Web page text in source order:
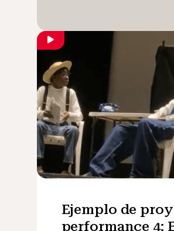
Ejemplo de
performance 4: